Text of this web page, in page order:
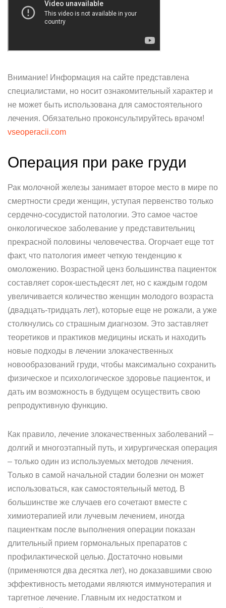
Внимание! Информация на сайте представлена
специалистами, но носит ознакомительный характер и
не может быть использована для самостоятельного
лечения. Обязательно проконсультируйтесь врачом!
vseoperacii.com
Операция при раке груди
Рак молочной железы занимает второе место в мире по
смертности среди женщин, уступая первенство только
сердечно-сосудистой патологии. Это самое частое
онкологическое заболевание у представительниц
прекрасной половины человечества. Огорчает еще тот
факт, что патология имеет четкую тенденцию к
омоложению. Возрастной ценз большинства пациенток
составляет сорок-шестьдесят лет, но с каждым годом
увеличивается количество женщин молодого возраста
(двадцать-тридцать лет), которые еще не рожали, а уже
столкнулись со страшным диагнозом. Это заставляет
теоретиков и практиков медицины искать и находить
новые подходы в лечении злокачественных
новообразований груди, чтобы максимально сохранить
физическое и психологическое здоровье пациенток, и
дать им возможность в будущем осуществить свою
репродуктивную функцию.
Как правило, лечение злокачественных заболеваний –
долгий и многоэтапный путь, и хирургическая операция
– только один из используемых методов лечения.
Только в самой начальной стадии болезни он может
использоваться, как самостоятельный метод. В
большинстве же случаев его сочетают вместе с
химиотерапией или лучевым лечением, иногда
пациенткам после выполнения операции показан
длительный прием гормональных препаратов с
профилактической целью. Достаточно новыми
(применяются два десятка лет), но доказавшими свою
эффективность методами являются иммунотерапия и
таргетное лечение. Главным их недостатком и